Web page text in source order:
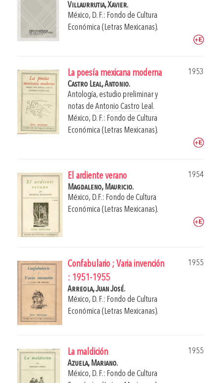
Villaurrutia, Xavier.
México, D. F.: Fondo de Cultura
Económica (Letras Mexicanas).
La poesía mexicana moderna
1953
Castro Leal, Antonio.
Antología, estudio preliminar y
notas de Antonio Castro Leal .
México, D. F.: Fondo de Cultura
Económica (Letras Mexicanas).
El ardiente verano
1954
Magdaleno, Mauricio.
México, D.F.: Fondo de Cultura
Económica (Letras Mexicanas).
Confabulario ; Varia invención
: 1951-1955
1955
Arreola, Juan José.
México, D. F.: Fondo de Cultura
Económica (Letras Mexicanas).
La maldición
1955
Azuela, Mariano.
México, D. F.: Fondo de Cultura